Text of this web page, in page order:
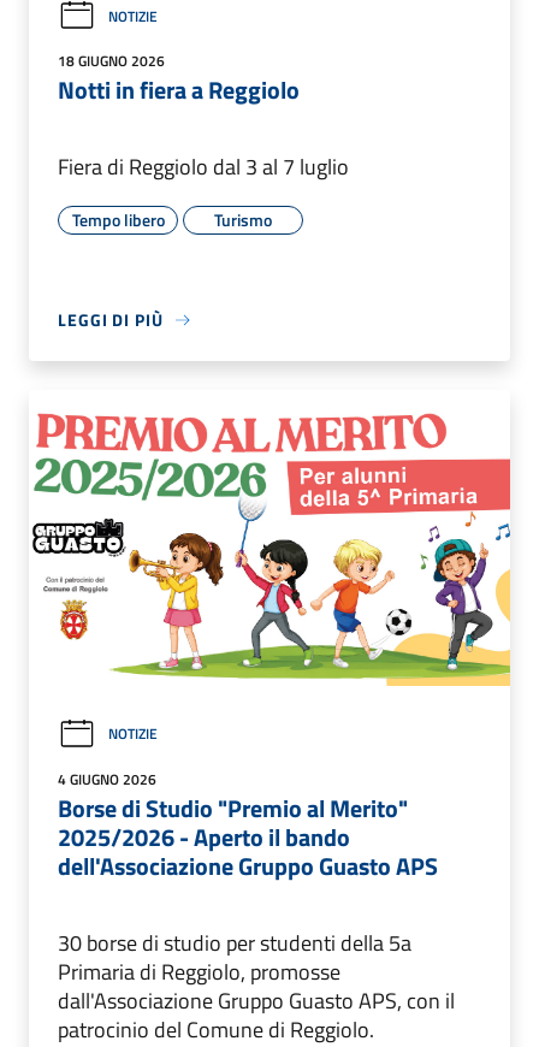
NOTIZIE
18 GIUGNO 2026
Notti in fiera a Reggiolo
Fiera di Reggiolo dal 3 al 7 luglio
Tempo libero Turismo
LEGGI DI PIÙ
NOTIZIE
4 GIUGNO 2026
Borse di Studio "Premio al Merito"
2025/2026 - Aperto il bando
dell'Associazione Gruppo Guasto APS
30 borse di studio per studenti della 5a
Primaria di Reggiolo, promosse
dall'Associazione Gruppo Guasto APS, con il
patrocinio del Comune di Reggiolo.